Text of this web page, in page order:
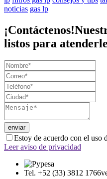
noticias gas lp
¡Contáctenos!
listos para atenderle
Estoy de acuerdo con el uso
Leer aviso de privacidad
Tel. +52 (33) 3812 1766